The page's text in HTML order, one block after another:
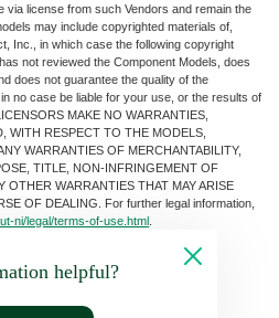
via license from such Vendors and remain the
may include copyrighted materials of,
Inc., in which case the following copyright
not reviewed the Component Models, does
does not guarantee the quality of the
no case be liable for your use, or the results of
MAKE NO WARRANTIES,
WITH RESPECT TO THE MODELS,
WARRANTIES OF MERCHANTABILITY,
TITLE, NON-INFRINGEMENT OF
OTHER WARRANTIES THAT MAY ARISE
OF DEALING. For further legal information,
ni/legal/terms-of-use.html
helpful?